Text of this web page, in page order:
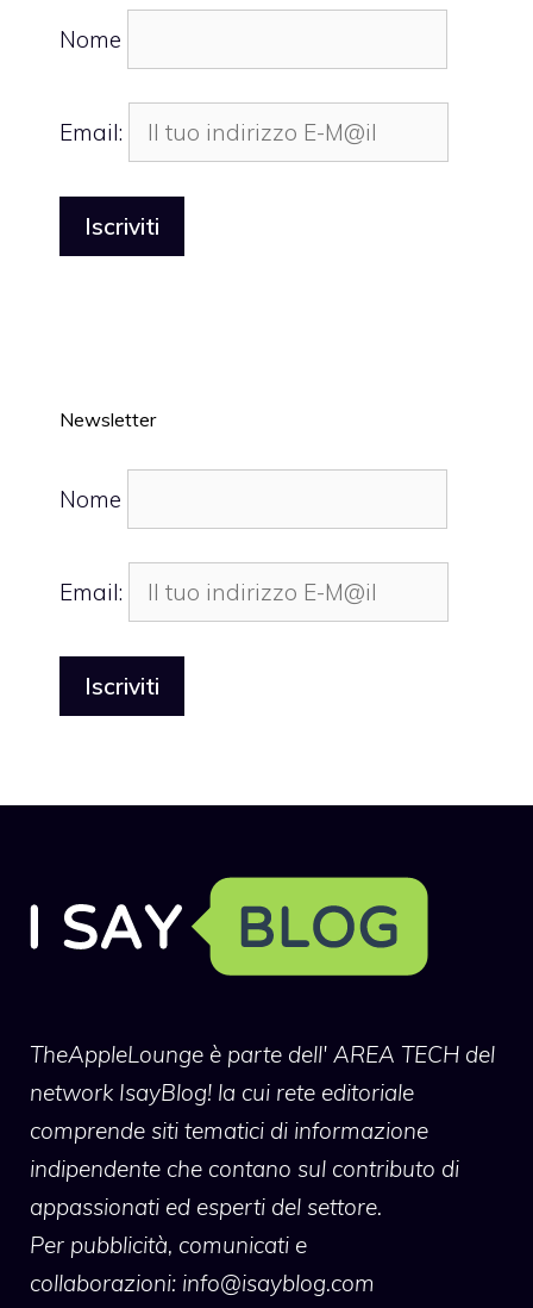
Nome
Email:
Newsletter
Nome
Email:
TheAppleLounge è parte dell' AREA TECH del
network IsayBlog! la cui rete editoriale
comprende siti tematici di informazione
indipendente che contano sul contributo di
appassionati ed esperti del settore.
Per pubblicità, comunicati e
collaborazioni: info@isayblog.com